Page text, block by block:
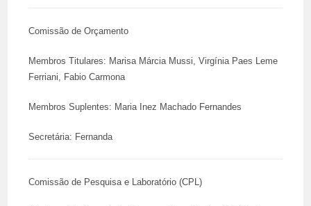
Comissão de Orçamento
Membros Titulares: Marisa Márcia Mussi, Virgínia Paes Leme
Ferriani, Fabio Carmona
Membros Suplentes: Maria Inez Machado Fernandes
Secretária: Fernanda
Comissão de Pesquisa e Laboratório (CPL)